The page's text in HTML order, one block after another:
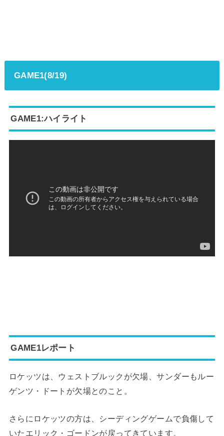
GAME1(8/19)
GAME1:ハイライト
GAME1レポート
ロケッツは、ウェストブルックが欠場、サンダーもルー
ゲンツ・ドートが欠場とのこと。
さらにロケッツの方は、シーディングゲームで負傷して
いたエリック・ゴードンが戻ってきています。